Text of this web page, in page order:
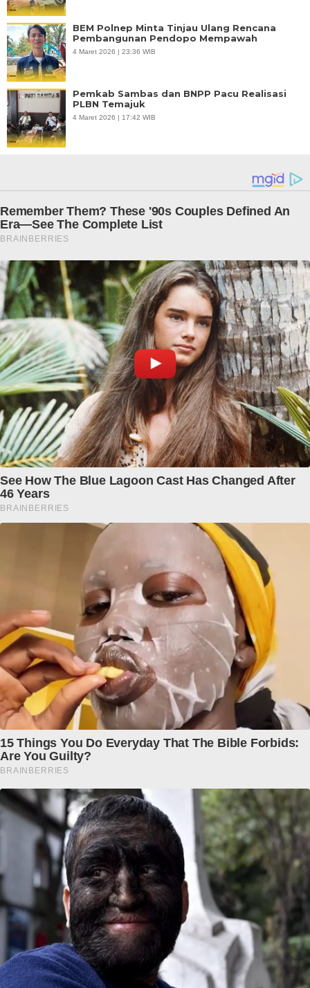
BEM Polnep Minta Tinjau Ulang Rencana
Pembangunan Pendopo Mempawah
4 Maret 2026 | 23:36 WIB
Pemkab Sambas dan BNPP Pacu Realisasi
PLBN Temajuk
4 Maret 2026 | 17:42 WIB